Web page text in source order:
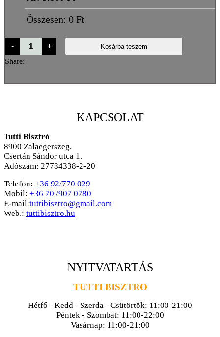
Összesen: 0 Ft
-
Tonhalas
mennyiség
+ Kosárba teszem
Share:
KAPCSOLAT
Tutti Bisztró
8900 Zalaegerszeg,
Csertán Sándor utca 1.
Adószám: 27784338-2-20
Telefon: +36 92/770 029
Mobil: +36 70 /907 0780
E-mail:tuttibisztro@gmail.com
Web.: tuttibisztro.hu
NYITVATARTÁS
TUTTI BISZTRO
Hétfő - Kedd - Szerda - Csütörtök: 11:00-21:00
Péntek - Szombat: 11:00-22:00
Vasárnap: 11:00-21:00